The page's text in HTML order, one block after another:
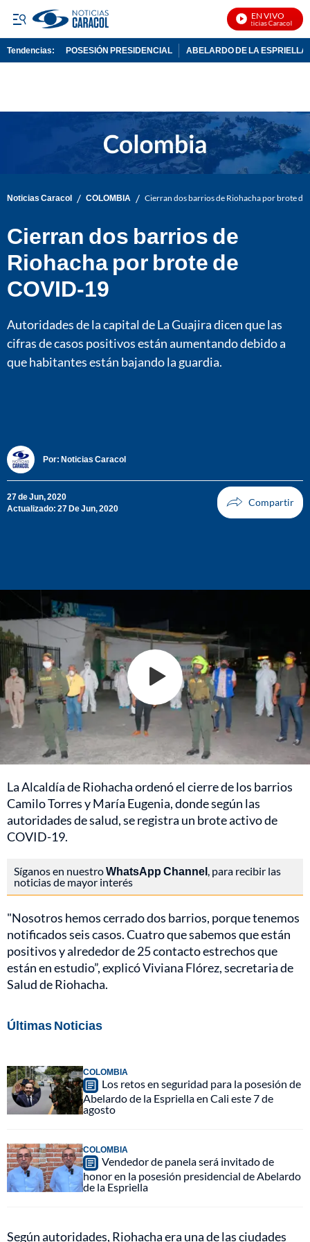
EN VIVO
Noticias Caracol En
Tendencias: POSESIÓN PRESIDENCIAL ABELARDO DE LA ESPRIELLA
Noticias Caracol / COLOMBIA / Cierran dos barrios de Riohacha por brote
Cierran dos barrios de
Riohacha por brote de
COVID-19
Autoridades de la capital de La Guajira dicen que las
cifras de casos positivos están aumentando debido a
que habitantes están bajando la guardia.
Por: Noticias Caracol
27 de Jun, 2020
Actualizado: 27 De Jun, 2020
La Alcaldía de Riohacha ordenó el cierre de los barrios
Camilo Torres y María Eugenia, donde según las
autoridades de salud, se registra un brote activo de
COVID-19.
Síganos en nuestroWhatsApp Channel , para recibir las
noticias de mayor interés
"Nosotros hemos cerrado dos barrios, porque tenemos
notificados seis casos. Cuatro que sabemos que están
positivos y alrededor de 25 contacto estrechos que
están en estudio”, explicó Viviana Flórez, secretaria de
Salud de Riohacha.
Últimas Noticias
COLOMBIA
Los retos en seguridad para la posesión de
Abelardo de la Espriella en Cali este 7 de
agosto
COLOMBIA
Vendedor de panela será invitado de
honor en la posesión presidencial de Abelardo
de la Espriella
Según autoridades, Riohacha era una de las ciudades